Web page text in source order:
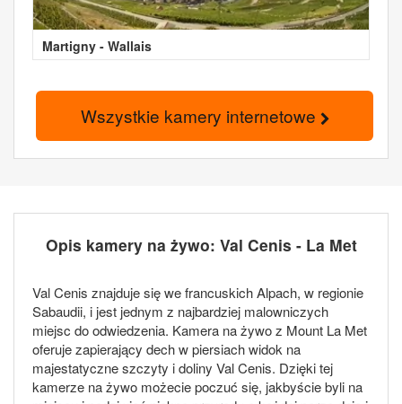
Martigny - Wallais
Wszystkie kamery internetowe
Opis kamery na żywo: Val Cenis - La Met
Val Cenis znajduje się we francuskich Alpach, w regionie
Sabaudii, i jest jednym z najbardziej malowniczych
miejsc do odwiedzenia. Kamera na żywo z Mount La Met
oferuje zapierający dech w piersiach widok na
majestatyczne szczyty i doliny Val Cenis. Dzięki tej
kamerze na żywo możecie poczuć się, jakbyście byli na